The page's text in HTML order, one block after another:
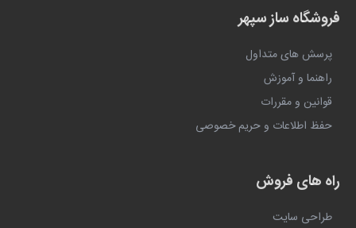
فروشگاه ساز سپهر
پرسش های متداول
راهنما و آموزش
قوانین و مقررات
حفظ اطلاعات و حریم خصوصی
راه های فروش
طراحی سایت